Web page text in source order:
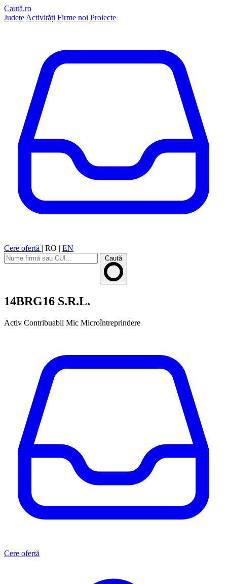
Caută.ro
Județe Activități Firme noi Proiecte
Cere ofertă | RO | EN
Caută
14BRG16 S.R.L.
Activ Contribuabil Mic Microîntreprindere
Cere ofertă